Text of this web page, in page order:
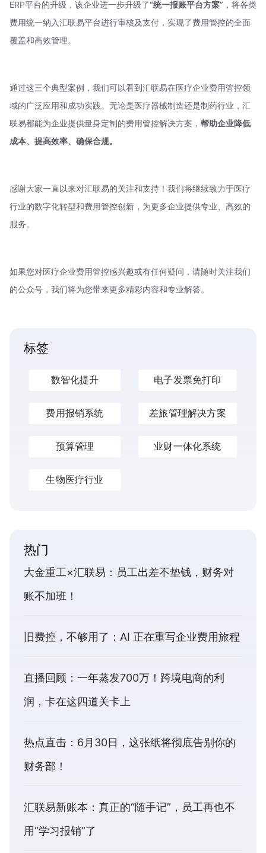
ERP平台的升级，该企业进一步升级了“统一报账平台方案” ，将各类
费用统一纳入汇联易平台进行审核及支付，实现了费用管控的全面
覆盖和高效管理。
通过这三个典型案例，我们可以看到汇联易在医疗企业费用管控领
域的广泛应用和成功实践。无论是医疗器械制造还是制药行业，汇
联易都能为企业提供量身定制的费用管控解决方案， 帮助企业降低
成本、提高效率、确保合规。
感谢大家一直以来对汇联易的关注和支持！我们将继续致力于医疗
行业的数字化转型和费用管控创新，为更多企业提供专业、高效的
服务。
如果您对医疗企业费用管控感兴趣或有任何疑问，请随时关注我们
的公众号，我们将为您带来更多精彩内容和专业解答。
标签
数智化提升 电子发票免打印
费用报销系统 差旅管理解决方案
预算管理 业财一体化系统
生物医疗行业
热门
大金重工×汇联易：员工出差不垫钱，财务对
账不加班！
旧费控，不够用了：AI 正在重写企业费用旅程
直播回顾：一年蒸发700万！跨境电商的利
润，卡在这四道关卡上
热点直击：6月30日，这张纸将彻底告别你的
财务部！
汇联易新账本：真正的“随手记”，员工再也不
用“学习报销”了